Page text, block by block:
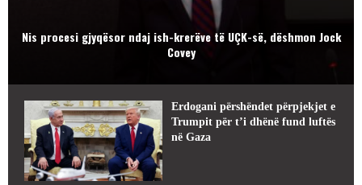
Nis procesi gjyqësor ndaj ish-krerëve të UÇK-së, dëshmon Jock
Covey
Erdogani përshëndet përpjekjet e
Trumpit për t’i dhënë fund luftës
në Gaza